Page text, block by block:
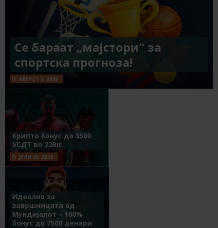
Се бараат „мајстори“ за
спортска прогноза!
АВГУСТ 5, 2026
Крипто бонус до 3500
УСДТ во 22Bit
ЈУЛИ 29, 2026
Идеално за
завршницата од
Мундијалот – 100%
бонус до 7500 денари